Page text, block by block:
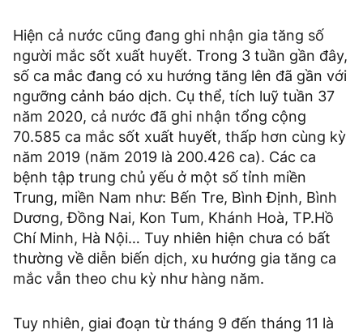
Hiện cả nước cũng đang ghi nhận gia tăng số
người mắc sốt xuất huyết. Trong 3 tuần gần đây,
số ca mắc đang có xu hướng tăng lên đã gần với
ngưỡng cảnh báo dịch. Cụ thể, tích luỹ tuần 37
năm 2020, cả nước đã ghi nhận tổng cộng
70.585 ca mắc sốt xuất huyết, thấp hơn cùng kỳ
năm 2019 (năm 2019 là 200.426 ca). Các ca
bệnh tập trung chủ yếu ở một số tỉnh miền
Trung, miền Nam như: Bến Tre, Bình Định, Bình
Dương, Đồng Nai, Kon Tum, Khánh Hoà, TP.Hồ
Chí Minh, Hà Nội… Tuy nhiên hiện chưa có bất
thường về diễn biến dịch, xu hướng gia tăng ca
mắc vẫn theo chu kỳ như hàng năm.
Tuy nhiên, giai đoạn từ tháng 9 đến tháng 11 là